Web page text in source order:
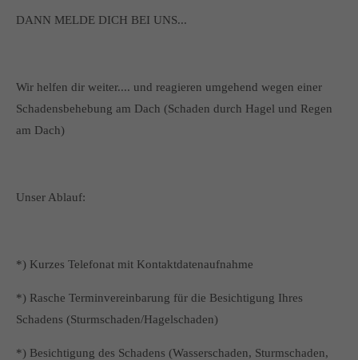
DANN MELDE DICH BEI UNS...
Wir helfen dir weiter.... und reagieren umgehend wegen einer
Schadensbehebung am Dach (Schaden durch Hagel und Regen
am Dach)
Unser Ablauf:
*) Kurzes Telefonat mit Kontaktdatenaufnahme
*) Rasche Terminvereinbarung für die Besichtigung Ihres
Schadens (Sturmschaden/Hagelschaden)
*) Besichtigung des Schadens (Wasserschaden, Sturmschaden,